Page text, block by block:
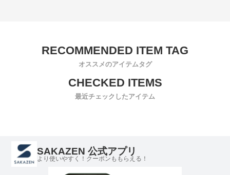
オススメのアイテムタグ
最近チェックしたアイテム
SAKAZEN 公式アプリ
より使いやすく！クーポンももらえる！